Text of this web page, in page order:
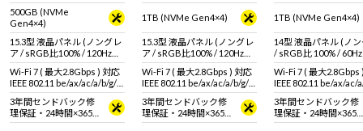
500GB (NVMe
Gen4×4)
15.3型 液晶パネル (ノングレ
ア / sRGB比100% / 120Hz対
応)
Wi-Fi 7 ( 最大2.8Gbps ) 対応
IEEE 802.11 be/ax/ac/a/b/g/n
準拠 ＋ Bluetooth 5内蔵
3年間センドバック修
理保証・24時間×365
日電話サポート
1TB (NVMe Gen4×4)
15.3型 液晶パネル (ノングレ
ア / sRGB比100% / 120Hz対
応)
Wi-Fi 7 ( 最大2.8Gbps ) 対応
IEEE 802.11 be/ax/ac/a/b/g/n
準拠 ＋ Bluetooth 5内蔵
3年間センドバック修
理保証・24時間×365
日電話サポート
1TB (NVMe Gen4×4)
14型 液晶パネル (ノ
/ sRGB比 100% /
Wi-Fi 7 ( 最大2.8Gbps
IEEE 802.11 be/ax/ac/
準拠 ＋ Bluetooth 5内
3年間センドバック修
理保証・24時間×365
日電話サポート